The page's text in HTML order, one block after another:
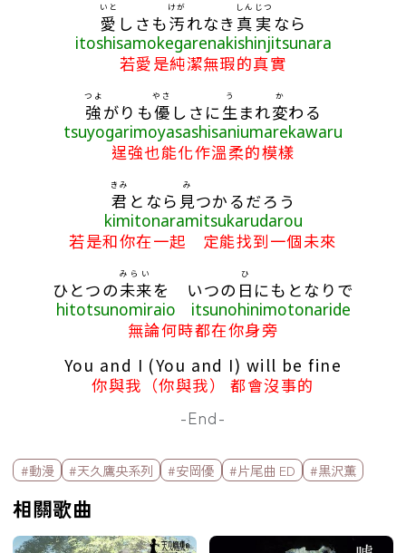
愛
いと
しさも汚
けが
れなき 真実
しんじつ
なら
itoshisamokegarenakishinjitsunara
若愛是純潔無瑕的真實
強
つよ
がりも優
やさ
しさに生
う
まれ変
か
わる
tsuyogarimoyasashisaniumarekawaru
逞強也能化作溫柔的模樣
君
きみ
となら 見
み
つかるだろう
kimitonaramitsukarudarou
若是和你在一起 定能找到一個未來
ひとつの未来
みらい
を いつの 日
ひ
にもとなりで
hitotsunomiraio itsunohinimotonaride
無論何時都在你身旁
You and I (You and I) will be fine
你與我（你與我） 都會沒事的
-End-
標籤欄
#動漫 #天久鷹央系列 #安岡優 #片尾曲 ED #黒沢薫
相關歌曲